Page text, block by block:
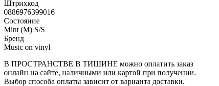
Штрихкод
0886976399016
Состояние
Mint (M) S/S
Бренд
Music on vinyl
В ПРОСТРАНСТВЕ В ТИШИНЕ можно оплатить заказ
онлайн на сайте, наличными или картой при получении.
Выбор способа оплаты зависит от варианта доставки.